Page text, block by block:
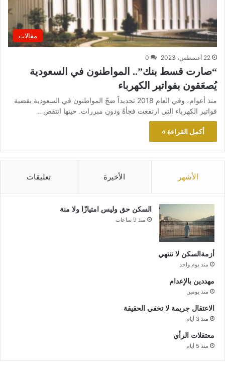
مقالات
22 أغسطس، 2023 0
“صارت قسط بنك”.. المواطنون في السعودية
يُصعَقون بفواتير الكهرباء
منذ أعوام، وفي العام 2018 تحديداً ضجّ المواطنون في السعودية بقضية
فواتير الكهرباء التي ارتفعت فجأةً ودون مبررات. حينها انتفض…
أكمل القراءة »
الأشهر الأخيرة تعليقات
السكن حق وليس امتيازًا ولا منة
منذ 9 ساعات
أزمةالسكن لا تنتهي
منذ يوم واحد
مهددين بالإعدام
منذ يومين
الاعتقال جريمة لا تخفي الحقيقة
منذ 3 أيام
معتقلات الرأي
منذ 5 أيام